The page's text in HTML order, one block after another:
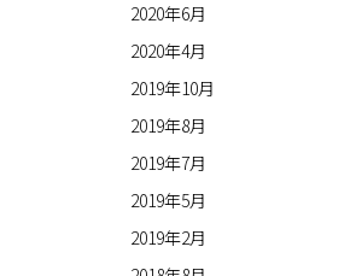
2020年6月
2020年4月
2019年10月
2019年8月
2019年7月
2019年5月
2019年2月